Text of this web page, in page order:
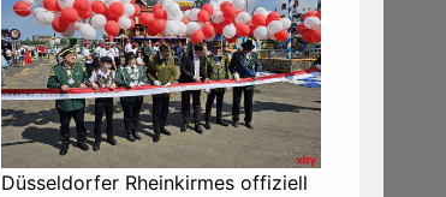
Düsseldorfer Rheinkirmes offiziell